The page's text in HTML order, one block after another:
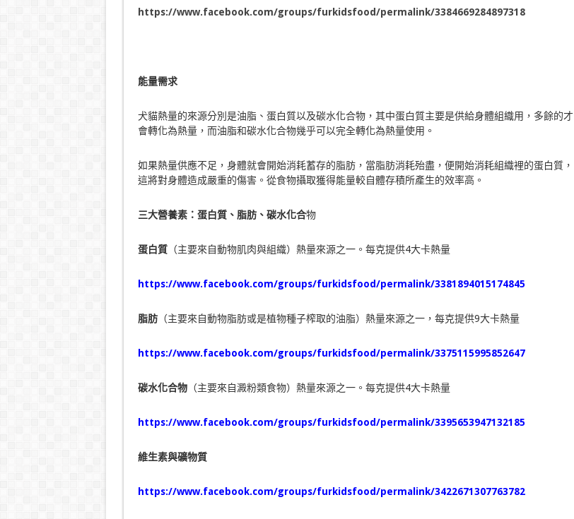
https://www.facebook.com/groups/furkidsfood/permalink/3384669284897318
能量需求
犬貓熱量的來源分別是油脂、蛋白質以及碳水化合物，其中蛋白質主要是供給身體組織用，多餘的才
會轉化為熱量，而油脂和碳水化合物幾乎可以完全轉化為熱量使用。
如果熱量供應不足，身體就會開始消耗蓄存的脂肪，當脂肪消耗殆盡，便開始消耗組織裡的蛋白質，
這將對身體造成嚴重的傷害。從食物攝取獲得能量較自體存積所產生的效率高。
三大營養素：蛋白質、脂肪、碳水化合物
蛋白質（主要來自動物肌肉與組織）熱量來源之一。每克提供4大卡熱量
https://www.facebook.com/groups/furkidsfood/permalink/3381894015174845
脂肪（主要來自動物脂肪或是植物種子榨取的油脂）熱量來源之一，每克提供9大卡熱量
https://www.facebook.com/groups/furkidsfood/permalink/3375115995852647
碳水化合物（主要來自澱粉類食物）熱量來源之一。每克提供4大卡熱量
https://www.facebook.com/groups/furkidsfood/permalink/3395653947132185
維生素與礦物質
https://www.facebook.com/groups/furkidsfood/permalink/3422671307763782